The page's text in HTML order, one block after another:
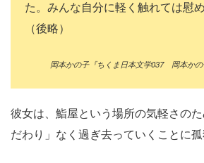
た。みんな自分に軽く触れては慰
（後略）
岡本かの子『ちくま日本文学037岡本かの
彼女は、鮨屋という場所の気軽さの
だわり」なく過ぎ去っていくことに孤